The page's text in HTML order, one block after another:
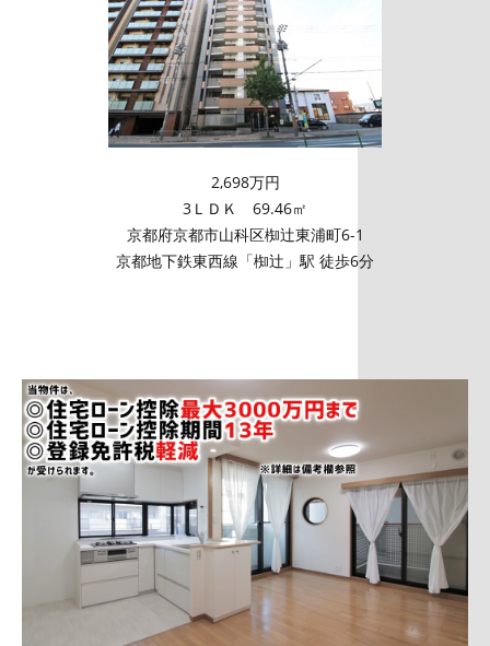
2,698万円
3ＬＤＫ 69.46㎡
京都府京都市山科区椥辻東浦町6-1
京都地下鉄東西線「椥辻」駅 徒歩6分